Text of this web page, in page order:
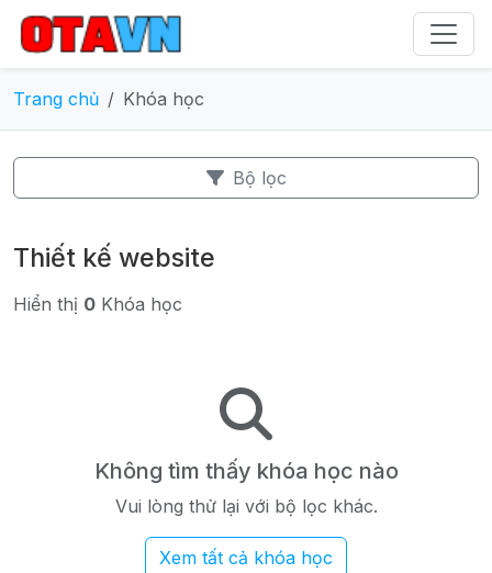
Trang chủ Khóa học
Bộ lọc
Thiết kế website
Hiển thị 0 Khóa học
Không tìm thấy khóa học nào
Vui lòng thử lại với bộ lọc khác.
Xem tất cả khóa học